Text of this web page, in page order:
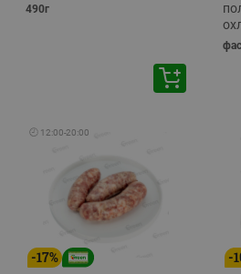
490г
🕘 12:00-20:00
-17% -